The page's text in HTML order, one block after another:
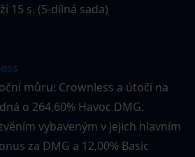
15 s. (5-dílná sada)
můru: Crownless a útočí na
o 264,60% Havoc DMG.
vybaveným v jejich hlavním
za DMG a 12,00% Basic